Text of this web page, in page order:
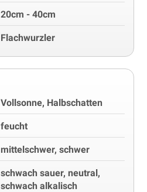
20cm - 40cm
Flachwurzler
Vollsonne, Halbschatten
feucht
mittelschwer, schwer
schwach sauer, neutral,
schwach alkalisch